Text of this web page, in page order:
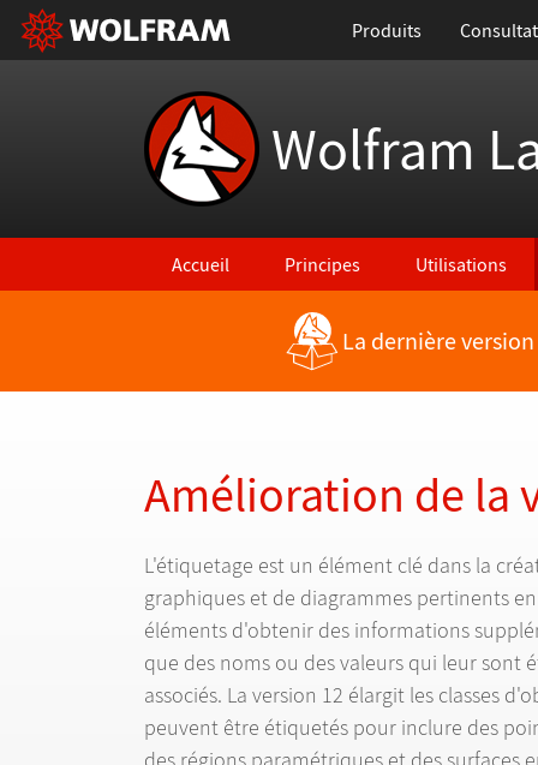
Produits
Wolfram
Accueil Principes Utilisations
Retour vers les nouvelles fonctionnalités
La dernière
Amélioration de la
L'étiquetage est un élément clé dans la cré
graphiques et de diagrammes pertinents
éléments d'obtenir des informations supplé
que des noms ou des valeurs qui leur sont é
associés. La version 12 élargit les classes
peuvent être étiquetés pour inclure des